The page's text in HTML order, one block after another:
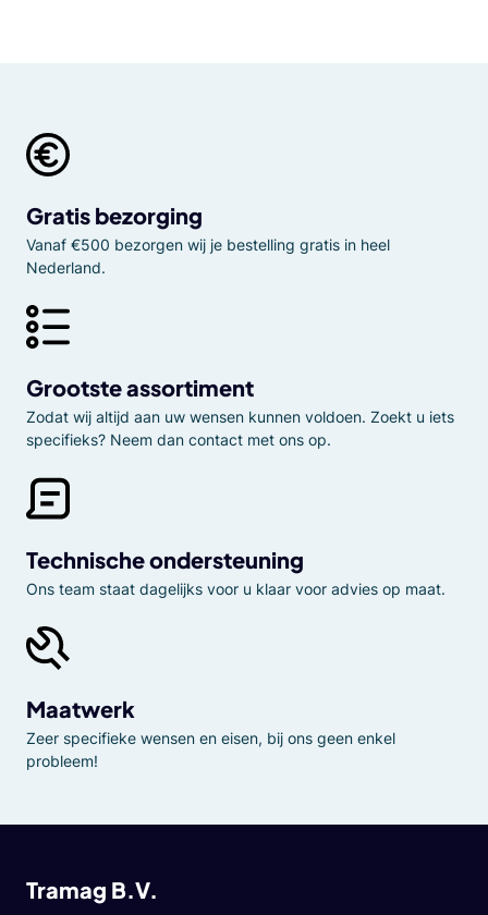
Gratis bezorging
Vanaf €500 bezorgen wij je bestelling gratis in heel
Nederland.
Grootste assortiment
Zodat wij altijd aan uw wensen kunnen voldoen. Zoekt u iets
specifieks? Neem dan contact met ons op.
Technische ondersteuning
Ons team staat dagelijks voor u klaar voor advies op maat.
Maatwerk
Zeer specifieke wensen en eisen, bij ons geen enkel
probleem!
Tramag B.V.